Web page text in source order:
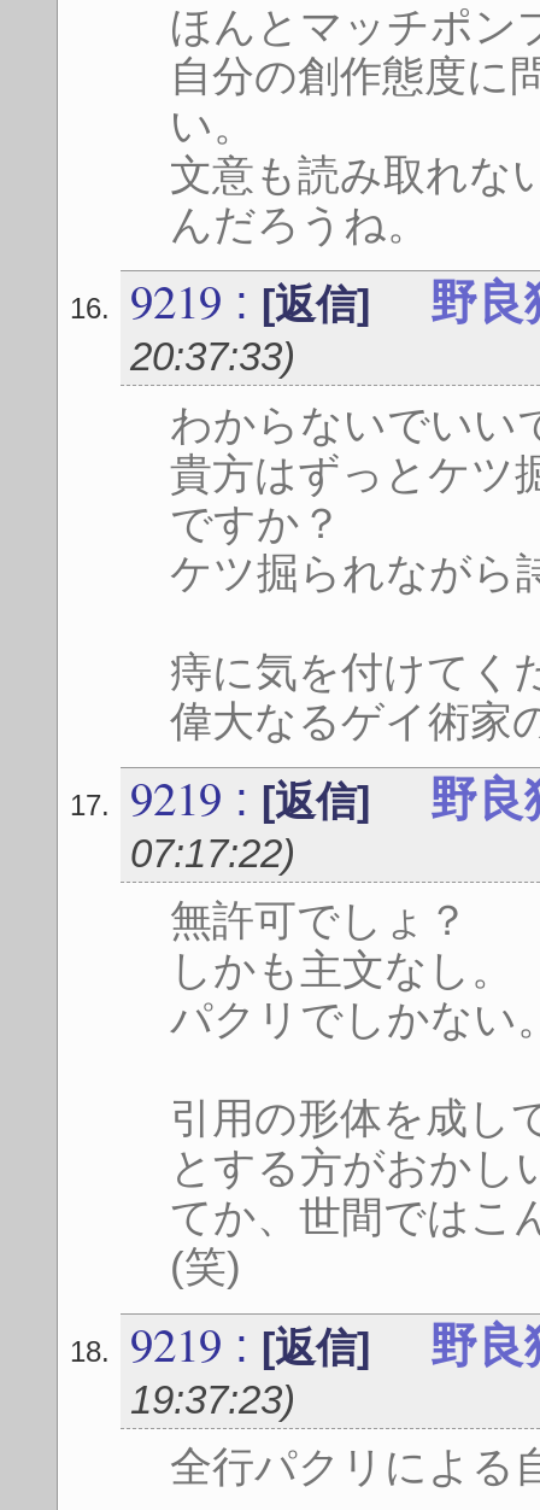
ほんとマッチポン
自分の創作態度に
い。
文意も読み取れな
んだろうね。
9219 : [返信] 野良
20:37:33)
わからないでいい
貴方はずっとケツ
ですか？
ケツ掘られながら
痔に気を付けてく
偉大なるゲイ術家
9219 : [返信] 野良
07:17:22)
無許可でしょ？
しかも主文なし。
パクリでしかない
引用の形体を成し
とする方がおかし
てか、世間ではこ
(笑)
9219 : [返信] 野良
19:37:23)
全行パクリによる